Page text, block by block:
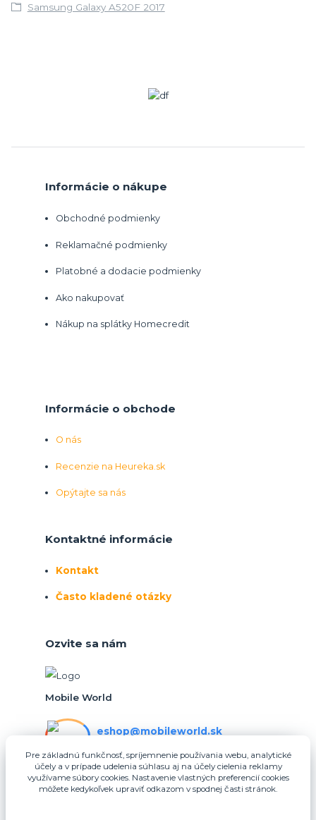
Samsung Galaxy A520F 2017
Informácie o nákupe
Obchodné podmienky
Reklamačné podmienky
Platobné a dodacie podmienky
Ako nakupovať
Nákup na splátky Homecredit
Informácie o obchode
O nás
Recenzie na Heureka.sk
Opýtajte sa nás
Kontaktné informácie
Kontakt
Často kladené otázky
Ozvite sa nám
Mobile World
eshop@mobileworld.sk
eshop@mobileworld.sk
Pre základnú funkčnosť, spríjemnenie používania webu, analytické
účely a v prípade udelenia súhlasu aj na účely cielenia reklamy
využívame súbory cookies. Nastavenie vlastných preferencií cookies
môžete kedykoľvek upraviť odkazom v spodnej časti stránok.